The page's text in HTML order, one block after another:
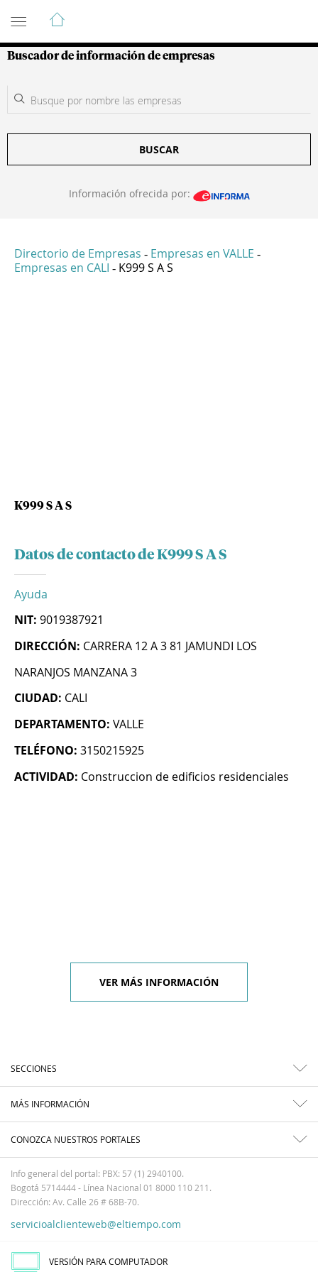
Guía de Empresas Colombianas
Buscador de información de empresas
BUSCAR
Información ofrecida por:
Directorio de Empresas - Empresas en VALLE -
Empresas en CALI - K999 S A S
K999 S A S
Datos de contacto de K999 S A S
Ayuda
NIT: 9019387921
DIRECCIÓN: CARRERA 12 A 3 81 JAMUNDI LOS
NARANJOS MANZANA 3
CIUDAD: CALI
DEPARTAMENTO: VALLE
TELÉFONO: 3150215925
ACTIVIDAD: Construccion de edificios residenciales
VER MÁS INFORMACIÓN
SECCIONES
MÁS INFORMACIÓN
CONOZCA NUESTROS PORTALES
Info general del portal: PBX: 57 (1) 2940100.
Bogotá 5714444 - Línea Nacional 01 8000 110 211.
Dirección: Av. Calle 26 # 68B-70.
servicioalclienteweb@eltiempo.com
VERSIÓN PARA COMPUTADOR